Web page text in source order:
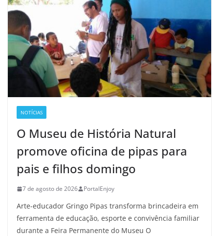
NOTÍCIAS
O Museu de História Natural
promove oficina de pipas para
pais e filhos domingo
7 de agosto de 2026 PortalEnjoy
Arte-educador Gringo Pipas transforma brincadeira em
ferramenta de educação, esporte e convivência familiar
durante a Feira Permanente do Museu O